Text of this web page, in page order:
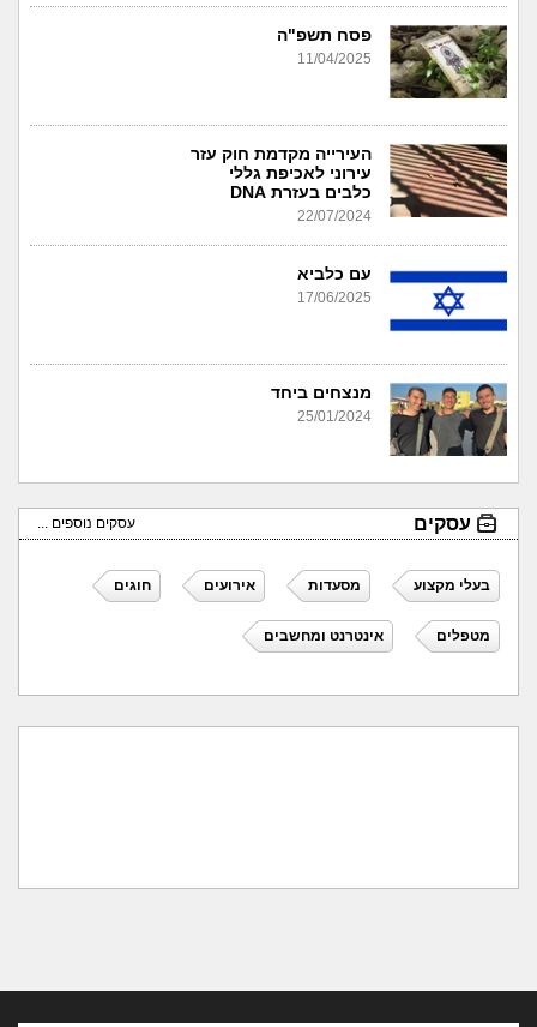
פסח תשפ"ה
11/04/2025
העירייה מקדמת חוק עזר
עירוני לאכיפת גללי
כלבים בעזרת DNA
22/07/2024
עם כלביא
17/06/2025
מנצחים ביחד
25/01/2024
עסקים עסקים נוספים ...
בעלי מקצוע מסעדות אירועים חוגים
מטפלים אינטרנט ומחשבים